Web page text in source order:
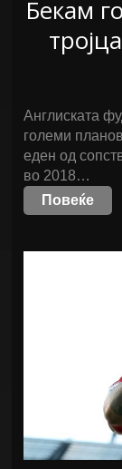
Бекам
Англиската
големи
еден од
во 2018…
Повеќе